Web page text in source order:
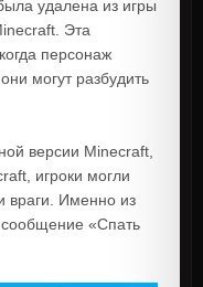
удалена из игры
Эта
персонаж
могут разбудить
версии Minecraft,
игроки могли
враги. Именно из
«Спать